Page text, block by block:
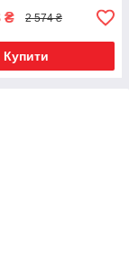
₴ 2 574 ₴
Купити